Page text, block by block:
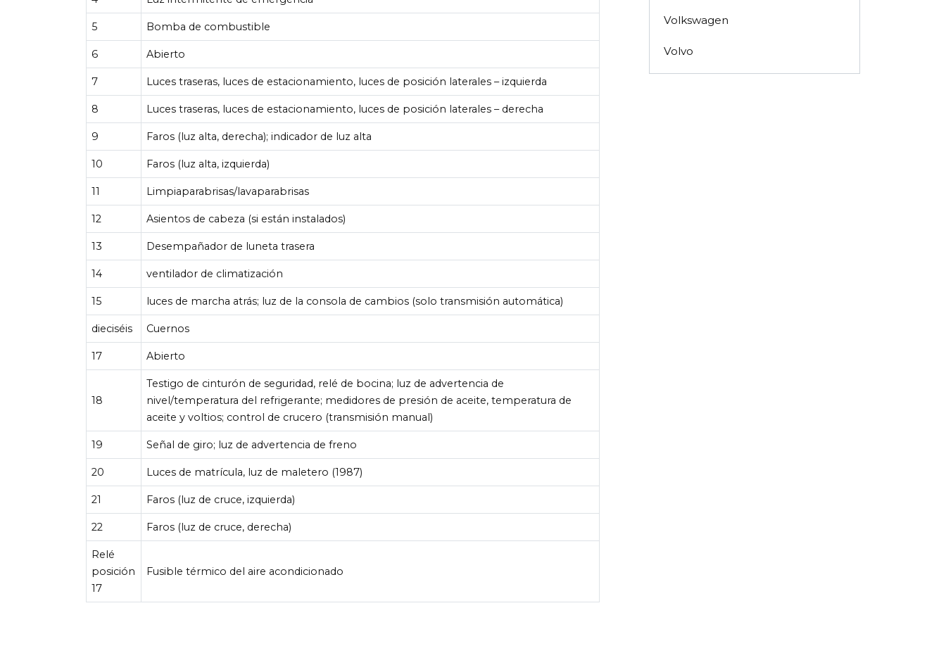
5 Bomba de combustible
6 Abierto
7 Luces traseras, luces de estacionamiento, luces de posición laterales – izquierda
8 Luces traseras, luces de estacionamiento, luces de posición laterales – derecha
9 Faros (luz alta, derecha); indicador de luz alta
10 Faros (luz alta, izquierda)
11 Limpiaparabrisas/lavaparabrisas
12 Asientos de cabeza (si están instalados)
13 Desempañador de luneta trasera
14 ventilador de climatización
15 luces de marcha atrás; luz de la consola de cambios (solo transmisión automática)
dieciséis Cuernos
17 Abierto
18
Testigo de cinturón de seguridad, relé de bocina; luz de advertencia de
nivel/temperatura del refrigerante; medidores de presión de aceite, temperatura de
aceite y voltios; control de crucero (transmisión manual)
19 Señal de giro; luz de advertencia de freno
20 Luces de matrícula, luz de maletero (1987)
21 Faros (luz de cruce, izquierda)
22 Faros (luz de cruce, derecha)
Relé
posición
17
Fusible térmico del aire acondicionado
Volkswagen
Volvo